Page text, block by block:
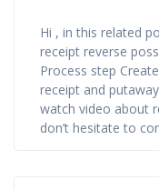
Hi , in this related
receipt reverse
Process step
receipt and
watch video about
don’t hesitate to